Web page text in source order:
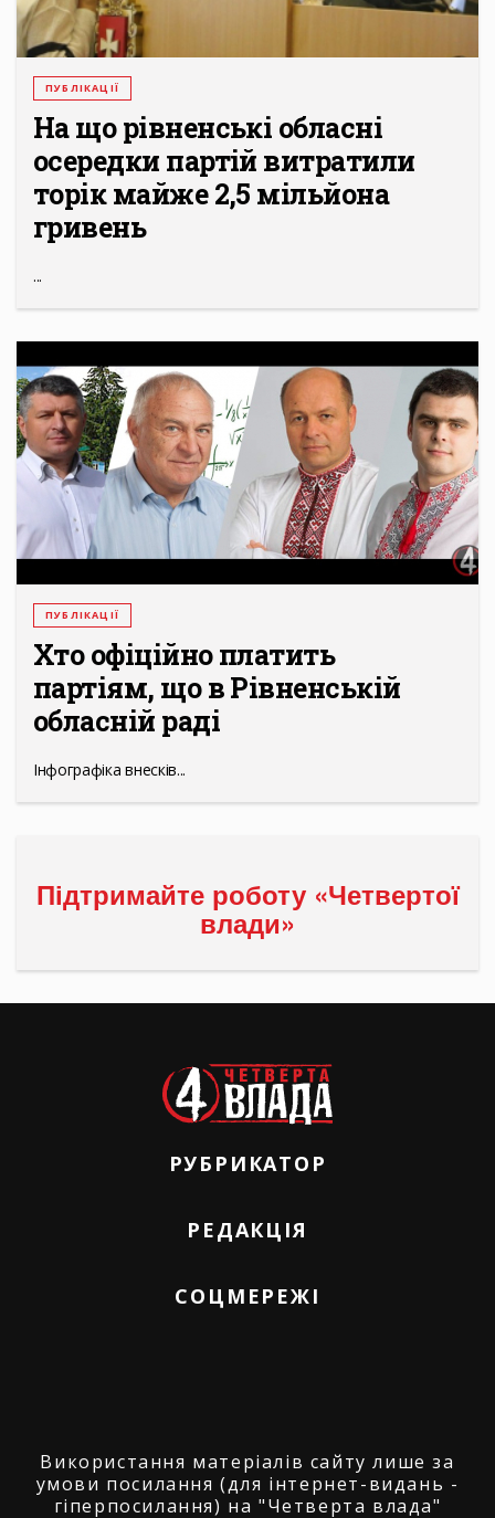
ПУБЛІКАЦІЇ
На що рівненські обласні
осередки партій витратили
торік майже 2,5 мільйона
гривень
...
ПУБЛІКАЦІЇ
Хто офіційно платить
партіям, що в Рівненській
обласній раді
Інфографіка внесків...
Підтримайте роботу «Четвертої
влади»
РУБРИКАТОР
РЕДАКЦІЯ
СОЦМЕРЕЖІ
Використання матеріалів сайту лише за
умови посилання (для інтернет-видань -
гіперпосилання) на "Четверта влада"